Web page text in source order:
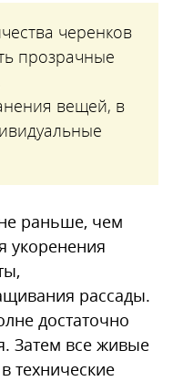
черенков
прозрачные
вещей, в
раньше, чем
укоренения
рассады.
достаточно
Затем все живые
технические